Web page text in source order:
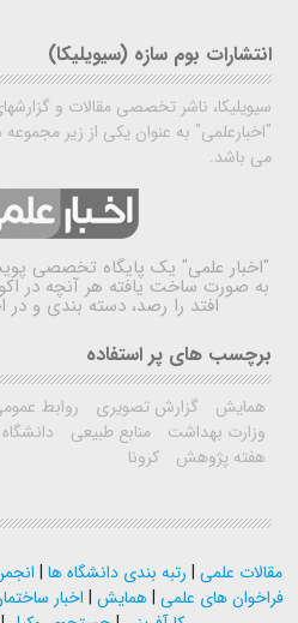
انتشارات بوم سازه (سیویلیکا)
سیویلیکا، ناشر تخصصی مقالات و
"اخبارعلمی" به عنوان یکی از زیر
می باشد.
"اخبار علمی" یک پایگاه تخصصی
به صورت ساخت یافته هر آنچه در
افتد را رصد، دسته بندی و در
برچسب های پر استفاده
همایش گزارش تصویری روابط
وزارت بهداشت
منابع طبیعی دانشگاه
هفته پژوهش
کرونا
مقالات علمی | رتبه بندی دانشگاه ها |
فراخوان های علمی |همایش | اخبار